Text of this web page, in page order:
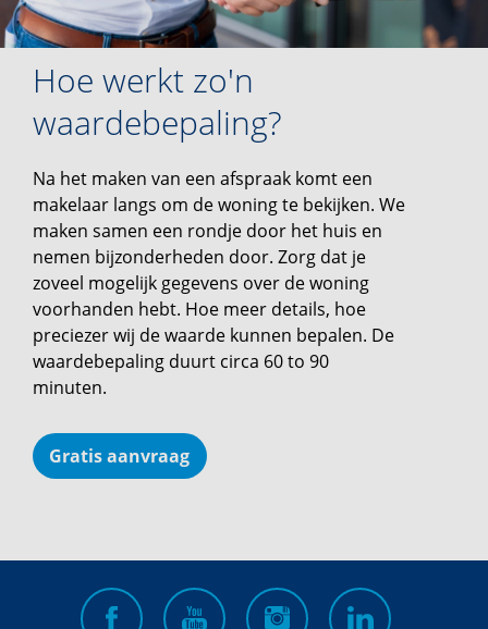
Hoe werkt zo'n
waardebepaling?
Na het maken van een afspraak komt een
makelaar langs om de woning te bekijken. We
maken samen een rondje door het huis en
nemen bijzonderheden door. Zorg dat je
zoveel mogelijk gegevens over de woning
voorhanden hebt. Hoe meer details, hoe
preciezer wij de waarde kunnen bepalen. De
waardebepaling duurt circa 60 to 90
minuten.
Gratis aanvraag